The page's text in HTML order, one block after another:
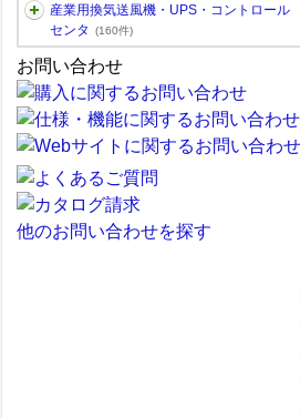
産業用換気送風機・UPS・コントロール
センタ
(160件)
お問い合わせ
他のお問い合わせを探す